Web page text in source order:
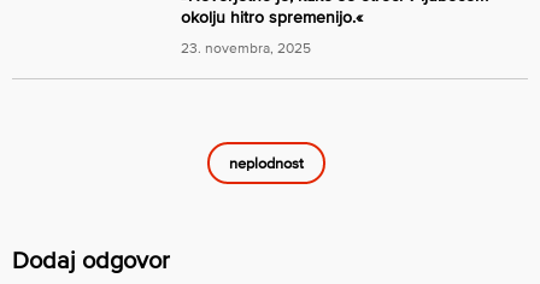
okolju hitro spremenijo.«
23. novembra, 2025
neplodnost
Dodaj odgovor